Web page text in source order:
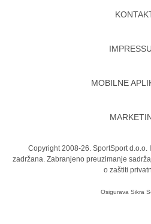
MOBILNE
Copyright 2008-26. SportSport d.o.o.
zadržana. Zabranjeno preuzimanje
o zaštiti
Osigurava Sikra